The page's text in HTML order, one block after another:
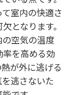
室内の快適さ
となります。
空気の温度
を高める効
が外に逃げる
逃さないた